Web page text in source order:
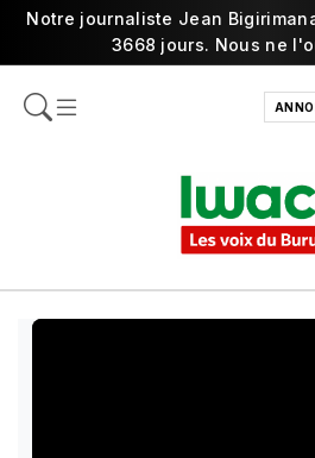
Notre journaliste Jean
3668 jours. Nous ne